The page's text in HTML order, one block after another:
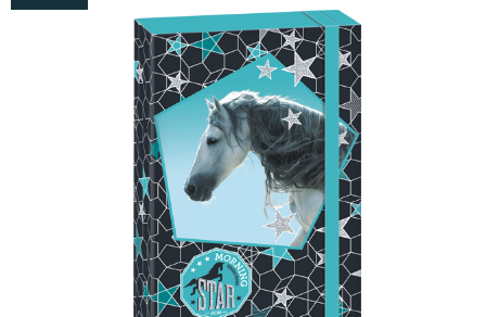
Extra výpredaj zásob Výpredaj BTS